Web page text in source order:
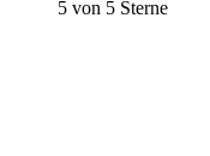
5 von 5 Sterne